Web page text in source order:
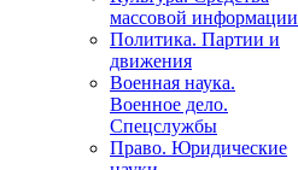
массовой информации
Политика. Партии и
движения
Военная наука.
Военное дело.
Спецслужбы
Право. Юридические